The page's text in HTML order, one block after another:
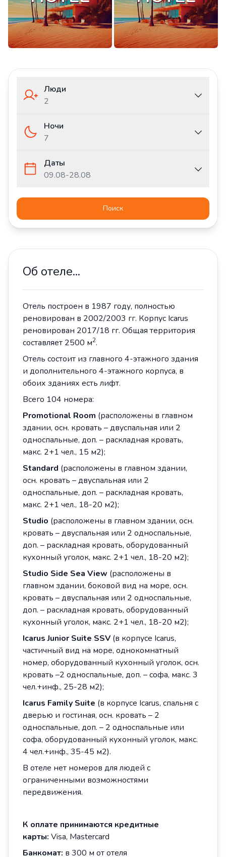
Люди
2
Ночи
7
Даты
09.08-28.08
Поиск
Об отеле...
Отель построен в 1987 году, полностью
реновирован в 2002/2003 гг. Корпус Icarus
реновирован 2017/18 гг. Общая территория
составляет 2500 м2.
Отель состоит из главного 4-этажного здания
и дополнительного 4-этажного корпуса, в
обоих зданиях есть лифт.
Всего 104 номера:
Promotional Room (расположены в главном
здании, осн. кровать – двуспальная или 2
односпальные, доп. – раскладная кровать,
макс. 2+1 чел., 15 м2);
Standard (расположены в главном здании,
осн. кровать – двуспальная или 2
односпальные, доп. – раскладная кровать,
макс. 2+1 чел., 18-20 м2);
Studio (расположены в главном здании, осн.
кровать – двуспальная или 2 односпальные,
доп. – раскладная кровать, оборудованный
кухонный уголок, макс. 2+1 чел., 18-20 м2);
Studio Side Sea View (расположены в
главном здании, боковой вид на море, осн.
кровать – двуспальная или 2 односпальные,
доп. – раскладная кровать, оборудованный
кухонный уголок, макс. 2+1 чел., 18-20 м2);
Icarus Junior Suite SSV (в корпусе Icarus,
частичный вид на море, однокомнатный
номер, оборудованный кухонный уголок, осн.
кровать –2 односпальные, доп. – софа, макс. 3
чел.+инф., 25-28 м2);
Icarus Family Suite (в корпусе Icarus, спальня с
дверью и гостиная, осн. кровать – 2
односпальные, доп. – 2 односпальные или
софа, оборудованный кухонный уголок, макс.
4 чел.+инф., 35-45 м2).
В отеле нет номеров для людей с
ограниченными возможностями
передвижения.
К оплате принимаются кредитные
карты: Visa, Mastercard
Банкомат: в 300 м от отеля